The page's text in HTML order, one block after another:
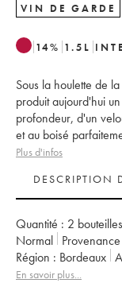
VIN DE GARDE
14% 1.5 L
Sous la houlette de
produit aujourd'hui
profondeur, d'un
et au boisé
Plus d'infos
DESCRIPTION
Quantité : 2 bouteilles
Normal
Région :
Bordeaux
Classement :
En savoir plus...